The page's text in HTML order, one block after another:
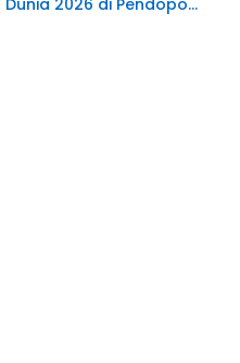
Dunia 2026 di Pendopo